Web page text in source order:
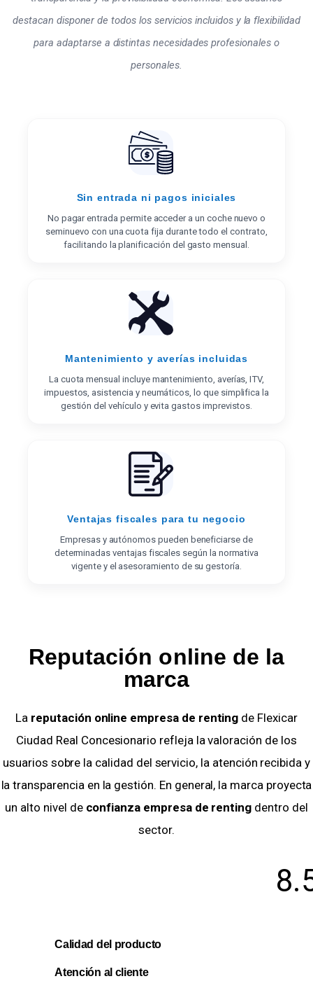
destacan disponer de todos los servicios incluidos y la flexibilidad
para adaptarse a distintas necesidades profesionales o
personales.
Sin entrada ni pagos iniciales
No pagar entrada permite acceder a un coche nuevo o
seminuevo con una cuota fija durante todo el contrato,
facilitando la planificación del gasto mensual.
Mantenimiento y averías incluidas
La cuota mensual incluye mantenimiento, averías, ITV,
impuestos, asistencia y neumáticos, lo que simplifica la
gestión del vehículo y evita gastos imprevistos.
Ventajas fiscales para tu negocio
Empresas y autónomos pueden beneficiarse de
determinadas ventajas fiscales según la normativa
vigente y el asesoramiento de su gestoría.
Reputación online de la
marca
La reputación online empresa de renting de Flexicar
Ciudad Real Concesionario refleja la valoración de los
usuarios sobre la calidad del servicio, la atención recibida y
la transparencia en la gestión. En general, la marca proyecta
un alto nivel de confianza empresa de renting dentro del
sector.
Calidad del producto
Atención al cliente